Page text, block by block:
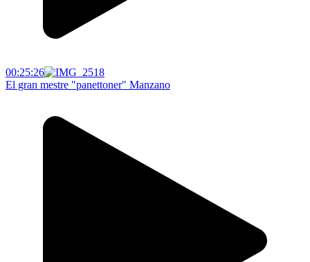
00:25:26
El gran mestre "panettoner" Manzano